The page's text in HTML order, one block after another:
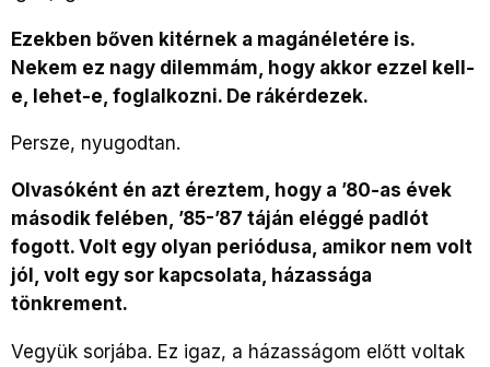
Ezekben bőven kitérnek a magánéletére is.
Nekem ez nagy dilemmám, hogy akkor ezzel kell-
e, lehet-e, foglalkozni. De rákérdezek.
Persze, nyugodtan.
Olvasóként én azt éreztem, hogy a ’80-as évek
második felében, ’85-’87 táján eléggé padlót
fogott. Volt egy olyan periódusa, amikor nem volt
jól, volt egy sor kapcsolata, házassága
tönkrement.
Vegyük sorjába. Ez igaz, a házasságom előtt voltak